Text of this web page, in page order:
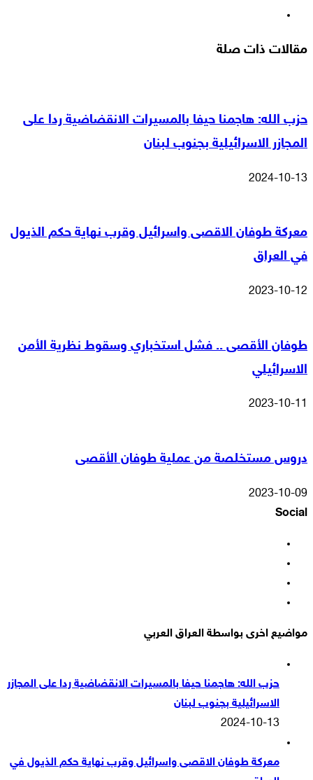
مقالات ذات صلة
حزب الله: هاجمنا حيفا بالمسيرات الانقضاضية ردا على
المجازر الاسرائيلية بجنوب لبنان
2024-10-13
معركة طوفان الاقصى واسرائيل وقرب نهاية حكم الذيول
في العراق
2023-10-12
طوفان الأقصى .. فشل استخباري وسقوط نظرية الأمن
الاسرائيلي
2023-10-11
دروس مستخلصة من عملية طوفان الأقصى
2023-10-09
Social
مواضيع اخرى بواسطة العراق العربي
حزب الله: هاجمنا حيفا بالمسيرات الانقضاضية ردا على المجازر
الاسرائيلية بجنوب لبنان
2024-10-13
معركة طوفان الاقصى واسرائيل وقرب نهاية حكم الذيول في